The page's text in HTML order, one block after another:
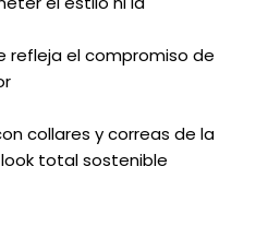
refleja el compromiso de
collares y correas de la
total sostenible